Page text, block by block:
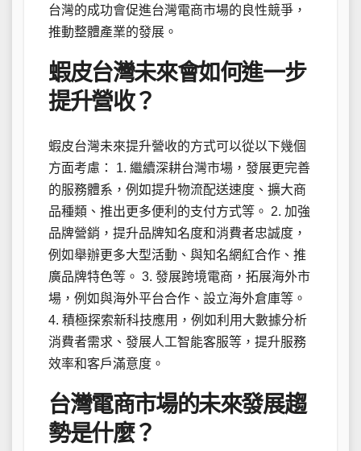
台灣的成功會促進台灣電商市場的良性競爭，
推動整體產業的發展。
蝦皮台灣未來會如何進一步
提升營收？
蝦皮台灣未來提升營收的方式可以從以下幾個
方面考慮： 1. 繼續深耕台灣市場，發展更完善
的服務體系，例如提升物流配送速度、擴大商
品種類、推出更多便利的支付方式等。 2. 加強
品牌營銷，提升品牌知名度和消費者忠誠度，
例如舉辦更多大型活動、與知名網紅合作、推
廣品牌特色等。 3. 發展跨境電商，拓展海外市
場，例如與海外平台合作、設立海外倉庫等。
4. 積極探索新科技應用，例如利用大數據分析
消費者需求、發展人工智能客服等，提升服務
效率和客戶滿意度。
台灣電商市場的未來發展趨
勢是什麼？